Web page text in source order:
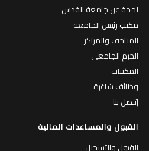
لمحة عن جامعة القدس
مكتب رئيس الجامعة
المتاحف والمراكز
الحرم الجامعي
المكتبات
وظائف شاغرة
إتـصل بنا
القبول والمساعدات المالية
القبول والتسجيل